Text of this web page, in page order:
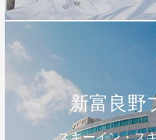
新富良野
スキーイン・ス